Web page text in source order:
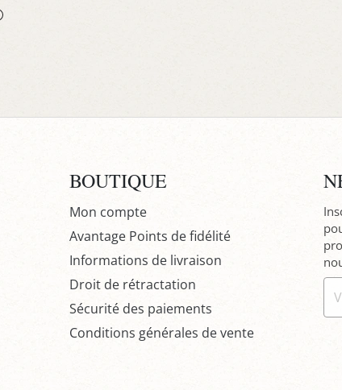
BOUTIQUE
Mon compte
Avantage Points de fidélité
Informations de livraison
Droit de rétractation
Sécurité des paiements
Conditions générales de vente